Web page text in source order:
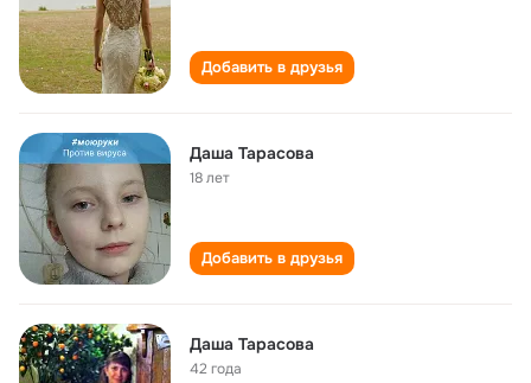
Добавить в друзья
Даша Тарасова
18 лет
Добавить в друзья
Даша Тарасова
42 года